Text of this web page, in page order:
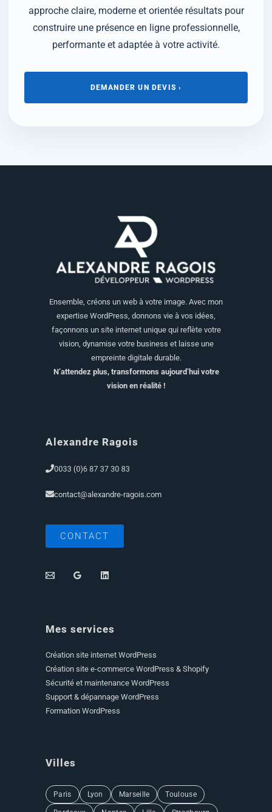
approche claire, moderne et orientée résultats pour
construire une présence en ligne professionnelle,
performante et adaptée à votre activité.
DEMANDER UN DEVIS ›
Ensemble, créons un web à votre image. Avec mon
expertise WordPress, donnons vie à vos idées,
façonnons un site internet unique qui reflète votre
vision, dynamise votre business et laisse une
empreinte digitale durable.
N’attendez plus, transformons aujourd’hui votre
vision en réalité !
Alexandre Ragois
contact@alexandre-ragois.com
CONTACT
Mes services
Création site internet WordPress
Création site e-commerce WordPress & Shopify
Sécurité et maintenance WordPress
Support & dépannage WordPress
Formation WordPress
Villes
Paris Lyon Marseille Toulouse